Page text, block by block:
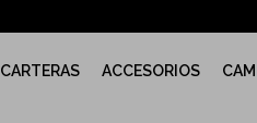
CARTERAS ACCESORIOS